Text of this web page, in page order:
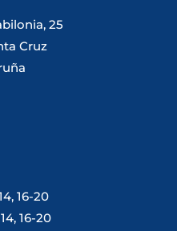
25
Cruz
16-20
16-20